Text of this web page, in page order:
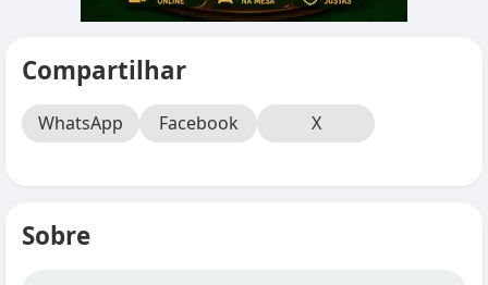
Compartilhar
WhatsApp Facebook X
Sobre